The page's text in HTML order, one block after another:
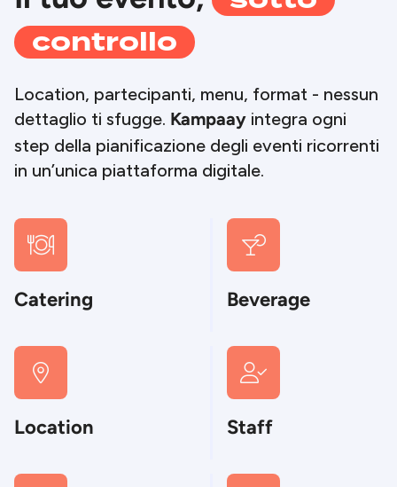
controllo
Location, partecipanti, menu, format - nessun
dettaglio ti sfugge. Kampaay integra ogni
step della pianificazione degli eventi ricorrenti
in un’unica piattaforma digitale.

Catering

Location

Beverage

Staff